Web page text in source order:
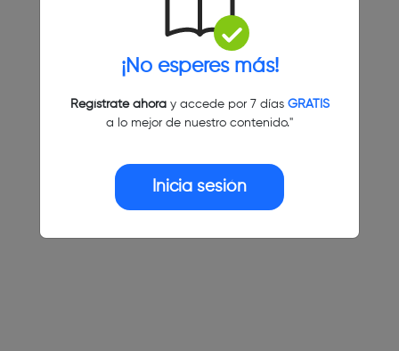
¡No esperes más!
Regístrate ahoray accede por 7 días GRATIS
a lo mejor de nuestro contenido."
Inicia sesión